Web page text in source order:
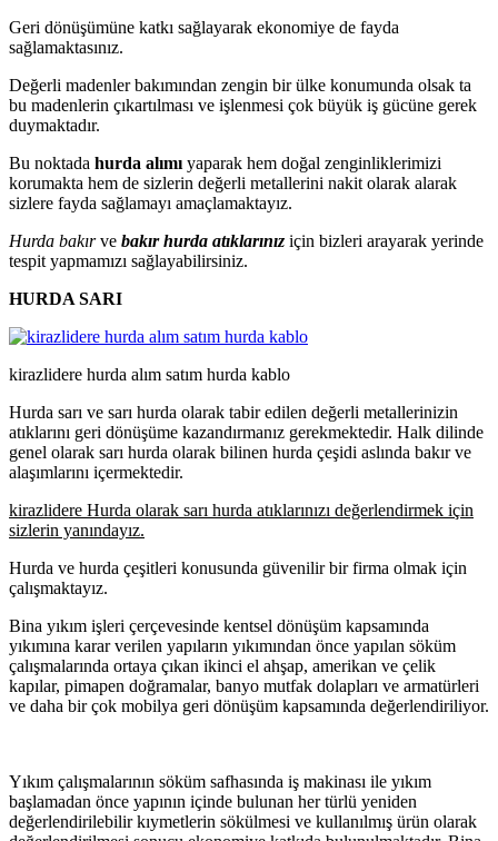
Geri dönüşümüne katkı sağlayarak ekonomiye de fayda
sağlamaktasınız.
Değerli madenler bakımından zengin bir ülke konumunda olsak ta
bu madenlerin çıkartılması ve işlenmesi çok büyük iş gücüne gerek
duymaktadır.
Bu noktada hurda alımı yaparak hem doğal zenginliklerimizi
korumakta hem de sizlerin değerli metallerini nakit olarak alarak
sizlere fayda sağlamayı amaçlamaktayız.
Hurda bakırve bakır hurda atıklarınız için bizleri arayarak yerinde
tespit yapmamızı sağlayabilirsiniz.
HURDA SARI
kirazlidere hurda alım satım hurda kablo
Hurda sarı ve sarı hurda olarak tabir edilen değerli metallerinizin
atıklarını geri dönüşüme kazandırmanız gerekmektedir. Halk dilinde
genel olarak sarı hurda olarak bilinen hurda çeşidi aslında bakır ve
alaşımlarını içermektedir.
kirazlidere Hurda olarak sarı hurda atıklarınızı değerlendirmek için
sizlerin yanındayız.
Hurda ve hurda çeşitleri konusunda güvenilir bir firma olmak için
çalışmaktayız.
Bina yıkım işleri çerçevesinde kentsel dönüşüm kapsamında
yıkımına karar verilen yapıların yıkımından önce yapılan söküm
çalışmalarında ortaya çıkan ikinci el ahşap, amerikan ve çelik
kapılar, pimapen doğramalar, banyo mutfak dolapları ve armatürleri
ve daha bir çok mobilya geri dönüşüm kapsamında değerlendiriliyor.
Yıkım çalışmalarının söküm safhasında iş makinası ile yıkım
başlamadan önce yapının içinde bulunan her türlü yeniden
değerlendirilebilir kıymetlerin sökülmesi ve kullanılmış ürün olarak